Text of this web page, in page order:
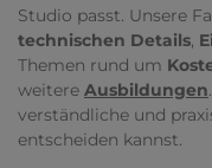
Auch
Studio passt. Unsere
technischen Details,
Themen rund um
weitere Ausbildungen
verständliche und
entscheiden kannst.